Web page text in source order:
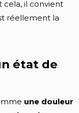
cela, il convient
réellement la
état de
une douleur